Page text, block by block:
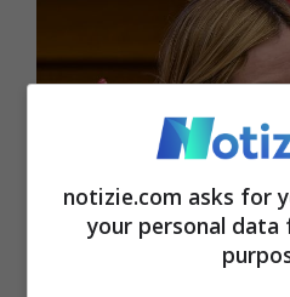
notizie.com asks for
your personal